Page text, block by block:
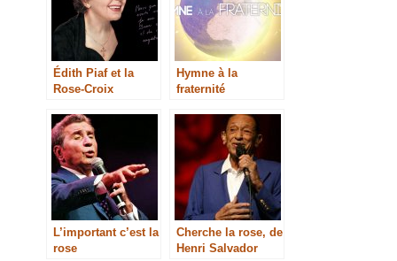
Édith Piaf et la
Rose-Croix
Hymne à la
fraternité
L’important c’est la
rose
Cherche la rose, de
Henri Salvador